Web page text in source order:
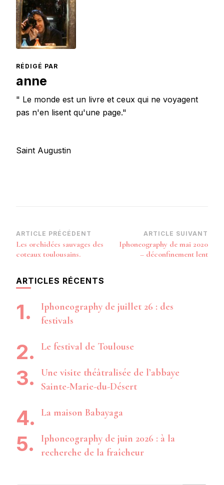
RÉDIGÉ PAR
anne
" Le monde est un livre et ceux qui ne voyagent
pas n'en lisent qu'une page."
Saint Augustin
Navigation
d’article
ARTICLE PRÉCÉDENT
Les orchidées sauvages des
coteaux toulousains.
ARTICLE SUIVANT
Iphoneography de mai 2020
– déconfinement lent
ARTICLES RÉCENTS
Iphoneography de juillet 26 : des
festivals
Le festival de Toulouse
Une visite théâtralisée de l’abbaye
Sainte-Marie-du-Désert
La maison Babayaga
Iphoneography de juin 2026 : à la
recherche de la fraîcheur